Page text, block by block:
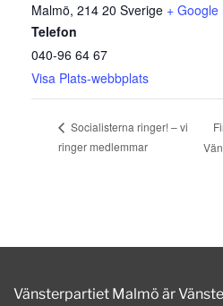
Malmö, 214 20 Sverige + Google
Telefon
040-96 64 67
Visa Plats-webbplats
Socialisterna ringer! – vi
ringer medlemmar
Vänsterpartiet Malmö är